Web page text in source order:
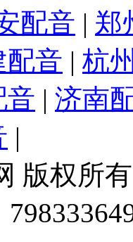
配音 | 郑
配音 | 杭
音 | 济南
|
版权所